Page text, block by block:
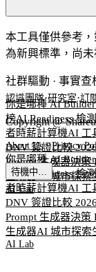
你是哪種 AI
榜AI Readiness 檢
者時薪計算機AI 工
DNV 簽證比較
Prompt 生成器決策
生成器AI 城市探索
AI Lab
你是哪種 AI
榜AI Readiness 檢
者時薪計算機AI 工
DNV 簽證比較 2026
Prompt 生成器決策
生成器AI 城市探索
AI Lab
本工具僅供參考，
為新興標準，尚
社群驅動 · 事實查
認識團隊·研究室·訂
Copyright @
About Us · Privacy
待機中…